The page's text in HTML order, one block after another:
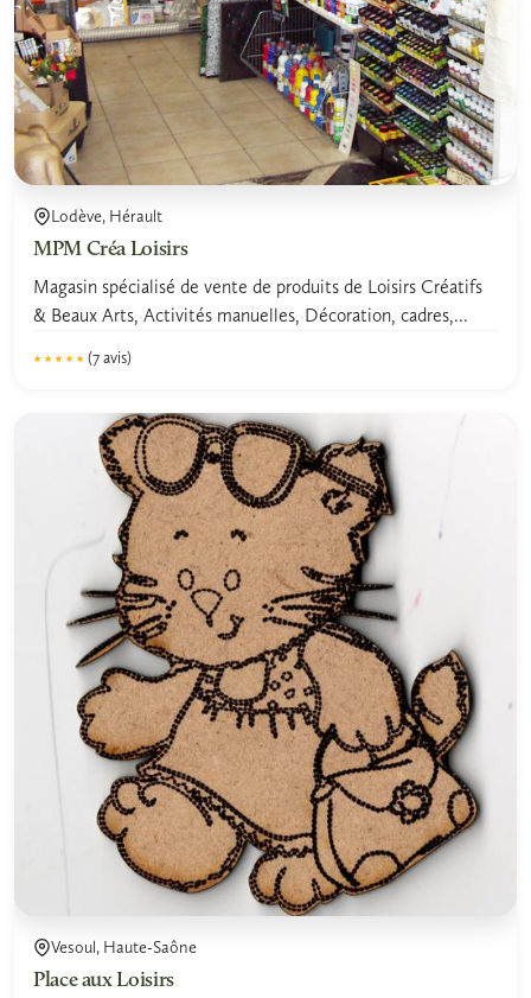
Lodève, Hérault
MPM Créa Loisirs
Magasin spécialisé de vente de produits de Loisirs Créatifs
& Beaux Arts, Activités manuelles, Décoration, cadres,...
★★★★★
★★★★★ (7 avis)
Vesoul, Haute-Saône
Place aux Loisirs